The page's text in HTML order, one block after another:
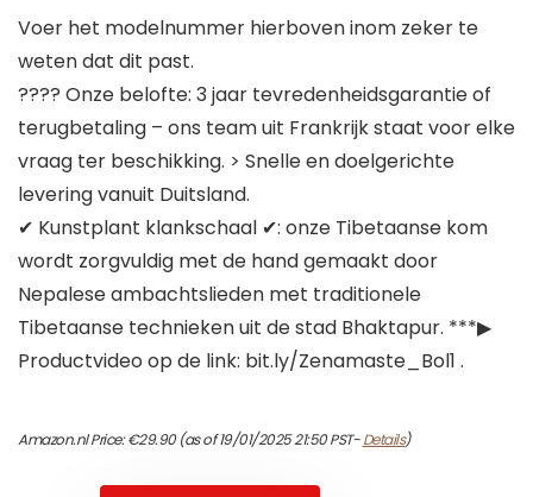
Voer het modelnummer hierboven inom zeker te
weten dat dit past.
???? Onze belofte: 3 jaar tevredenheidsgarantie of
terugbetaling – ons team uit Frankrijk staat voor elke
vraag ter beschikking. > Snelle en doelgerichte
levering vanuit Duitsland.
✔ Kunstplant klankschaal ✔: onze Tibetaanse kom
wordt zorgvuldig met de hand gemaakt door
Nepalese ambachtslieden met traditionele
Tibetaanse technieken uit de stad Bhaktapur. ***▶
Productvideo op de link: bit.ly/Zenamaste_Bol1 .
Amazon.nl Price:€29.90(as of 19/01/2025 21:50 PST-Details)